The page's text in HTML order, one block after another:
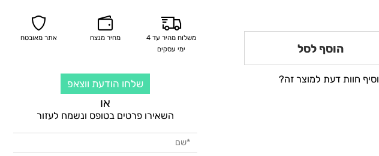
הוסף לסל
חוות דעת למוצר זה?
משלוח מהיר עד 4
ימי עסקים
שלחו הודעת ווצאפ
או